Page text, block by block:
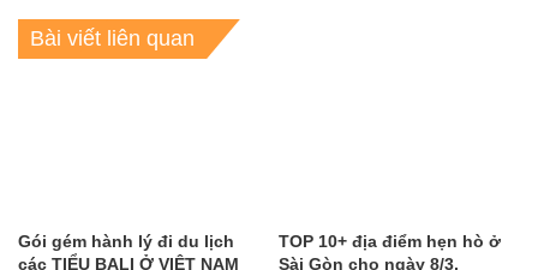
Bài viết liên quan
Gói gém hành lý đi du lịch
các TIỂU BALI Ở VIỆT NAM
TOP 10+ địa điểm hẹn hò ở
Sài Gòn cho ngày 8/3,